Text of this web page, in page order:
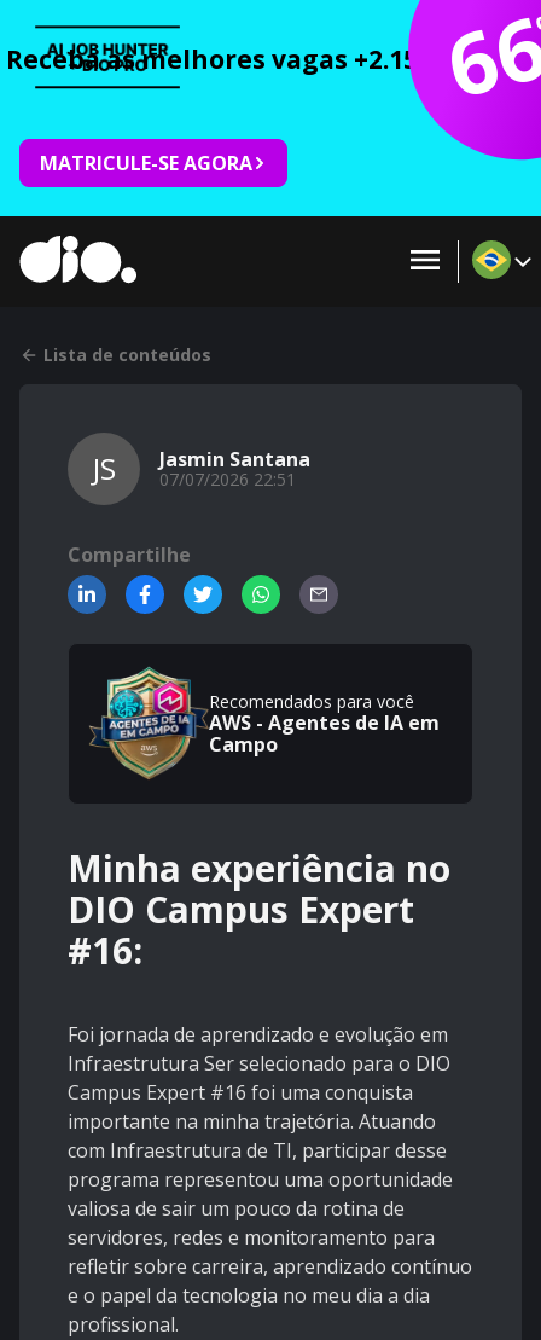
Receba as melhores vagas +2.150 cursos
MATRICULE-SE AGORA
Lista de conteúdos
JS Jasmin Santana
07/07/2026 22:51
Compartilhe
Recomendados para você
AWS - Agentes de IA em
Campo
Minha experiência no
DIO Campus Expert
#16:
Foi jornada de aprendizado e evolução em
Infraestrutura Ser selecionado para o DIO
Campus Expert #16 foi uma conquista
importante na minha trajetória. Atuando
com Infraestrutura de TI, participar desse
programa representou uma oportunidade
valiosa de sair um pouco da rotina de
servidores, redes e monitoramento para
refletir sobre carreira, aprendizado contínuo
e o papel da tecnologia no meu dia a dia
profissional.